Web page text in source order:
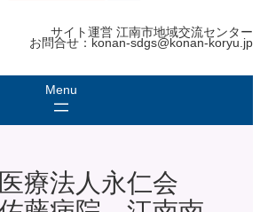
h
f
r
ム
サイト運営 江南市地域交流センター
お問合せ：konan-sdgs@konan-koryu.jp
医療法人永仁会